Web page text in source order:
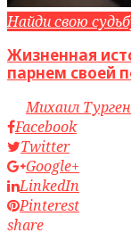
Найди свою
Жизненная
парнем своей
byМихаил
Facebook
Twitter
Google+
LinkedIn
Pinterest
share